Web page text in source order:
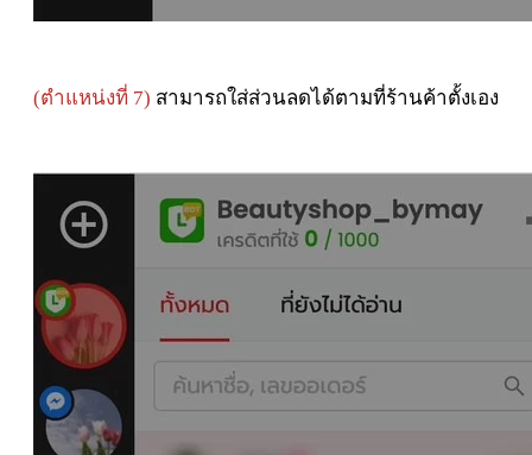
(ตำแหน่งที่ 7) สามารถใส่ส่วนลดได้ตามที่ร้านค้าตั้งเอง